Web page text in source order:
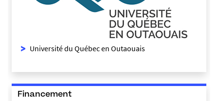
Université du Québec en Outaouais
Financement